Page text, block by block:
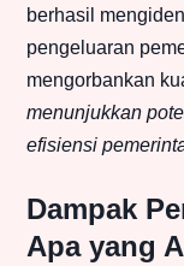
berhasil
pengeluaran
mengorbankan
menunjukkan
efisiensi
Dampak
Apa yang